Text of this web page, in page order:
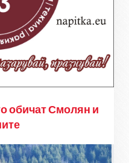
обичат Смолян и